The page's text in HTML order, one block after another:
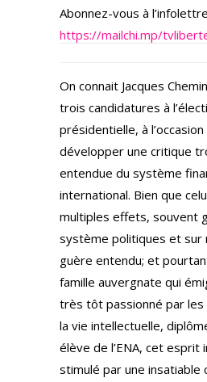
Abonnez-vous à
https://mailchi.mp/
On connait Jacques
trois candidatures à
présidentielle, à
développer une critique
entendue du système
international. Bien que
multiples effets, souvent
système politiques et sur
guère entendu; et
famille auvergnate qui
très tôt passionné par les
la vie intellectuelle,
élève de l’ENA, cet esprit
stimulé par une insatiable